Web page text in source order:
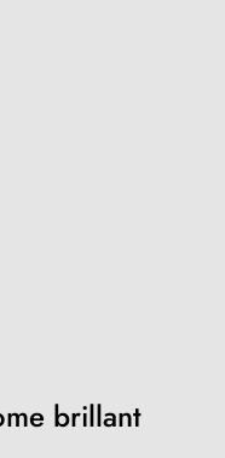
brillant